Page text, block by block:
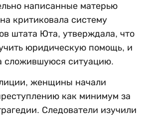
написанные матерью
критиковала систему
штата Юта, утверждала, что
юридическую помощь, и
сложившуюся ситуацию.
женщины начали
как минимум за
Следователи изучили